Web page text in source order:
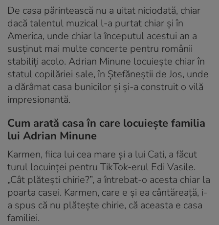
De casa părintească nu a uitat niciodată, chiar
dacă talentul muzical l-a purtat chiar și în
America, unde chiar la începutul acestui an a
susținut mai multe concerte pentru românii
stabiliți acolo. Adrian Minune locuiește chiar în
statul copilăriei sale, în Ștefăneștii de Jos, unde
a dărâmat casa bunicilor și și-a construit o vilă
impresionantă.
Cum arată casa în care locuiește familia
lui Adrian Minune
Karmen, fiica lui cea mare și a lui Cati, a făcut
turul locuinței pentru TikTok-erul Edi Vasile.
„Cât plătești chirie?”, a întrebat-o acesta chiar la
poarta casei. Karmen, care e și ea cântăreață, i-
a spus că nu plătește chirie, că aceasta e casa
familiei.